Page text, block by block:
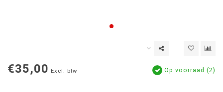
€35,00 Excl. btw Op voorraad (2)